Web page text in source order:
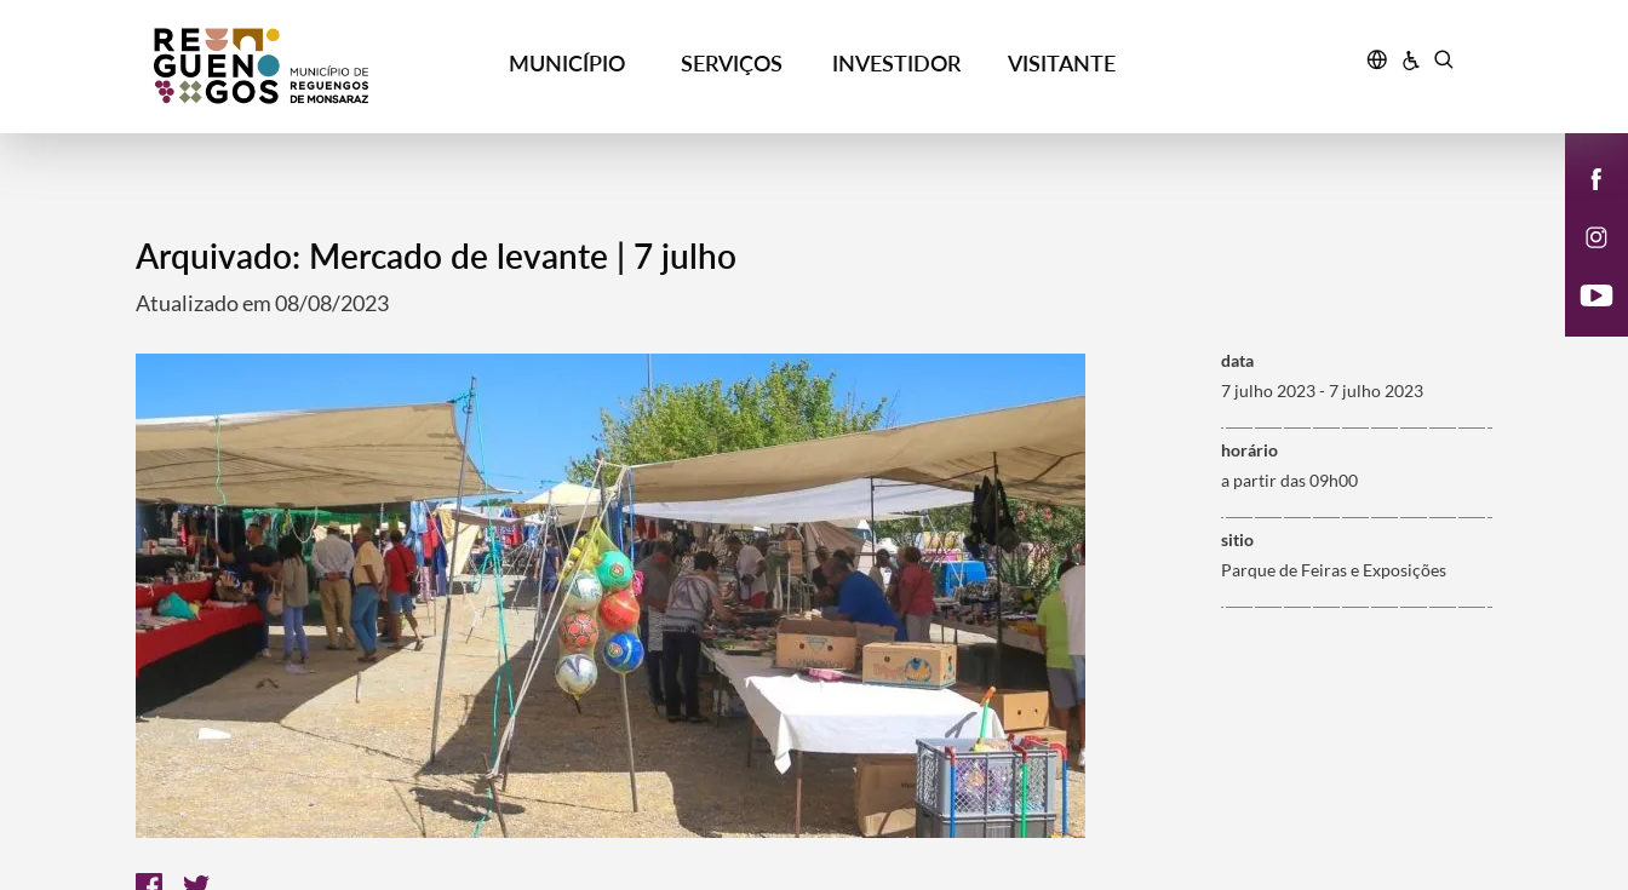
MUNICÍPIO SERVIÇOS INVESTIDOR VISITANTE
Arquivado: Mercado de levante | 7 julho
Atualizado em 08/08/2023
data
7 julho 2023 - 7 julho 2023
horário
a partir das 09h00
sitio
Parque de Feiras e Exposições